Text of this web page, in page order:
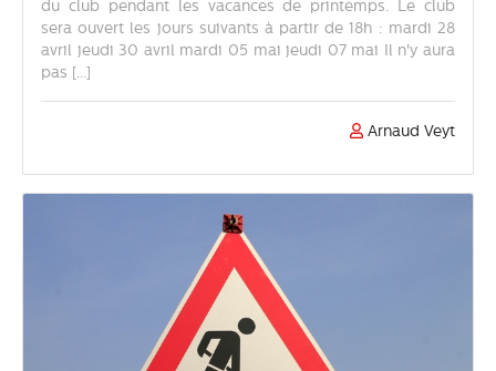
du club pendant les vacances de printemps. Le club
sera ouvert les jours suivants à partir de 18h : mardi 28
avril jeudi 30 avril mardi 05 mai jeudi 07 mai Il n'y aura
pas [...]
Arnaud Veyt